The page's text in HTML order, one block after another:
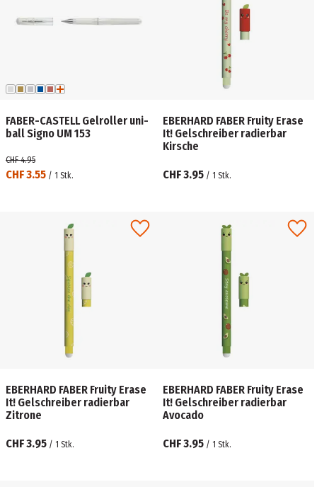
FABER-CASTELL Gelroller uni-
ball Signo UM 153
CHF 3.55 / 1 Stk.
CHF 4.95
EBERHARD FABER Fruity Erase
It! Gelschreiber radierbar
Kirsche
CHF 3.95 / 1 Stk.
EBERHARD FABER Fruity Erase
It! Gelschreiber radierbar
Zitrone
CHF 3.95 / 1 Stk.
EBERHARD FABER Fruity Erase
It! Gelschreiber radierbar
Avocado
CHF 3.95 / 1 Stk.